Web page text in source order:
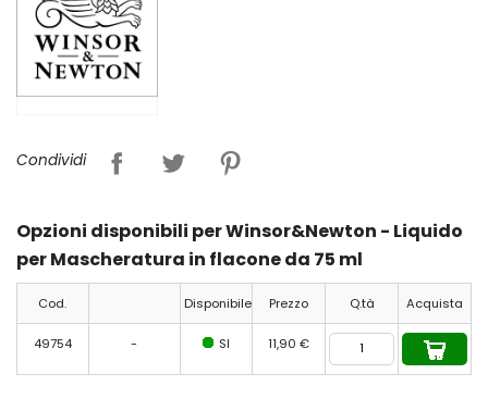
Condividi
Opzioni disponibili per Winsor&Newton - Liquido
per Mascheratura in flacone da 75 ml
Cod. Disponibile Prezzo Q.tà Acquista
49754 - SI 11,90 €